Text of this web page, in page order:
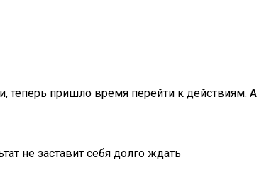
пришло время перейти к действиям.
не заставит себя долго ждать